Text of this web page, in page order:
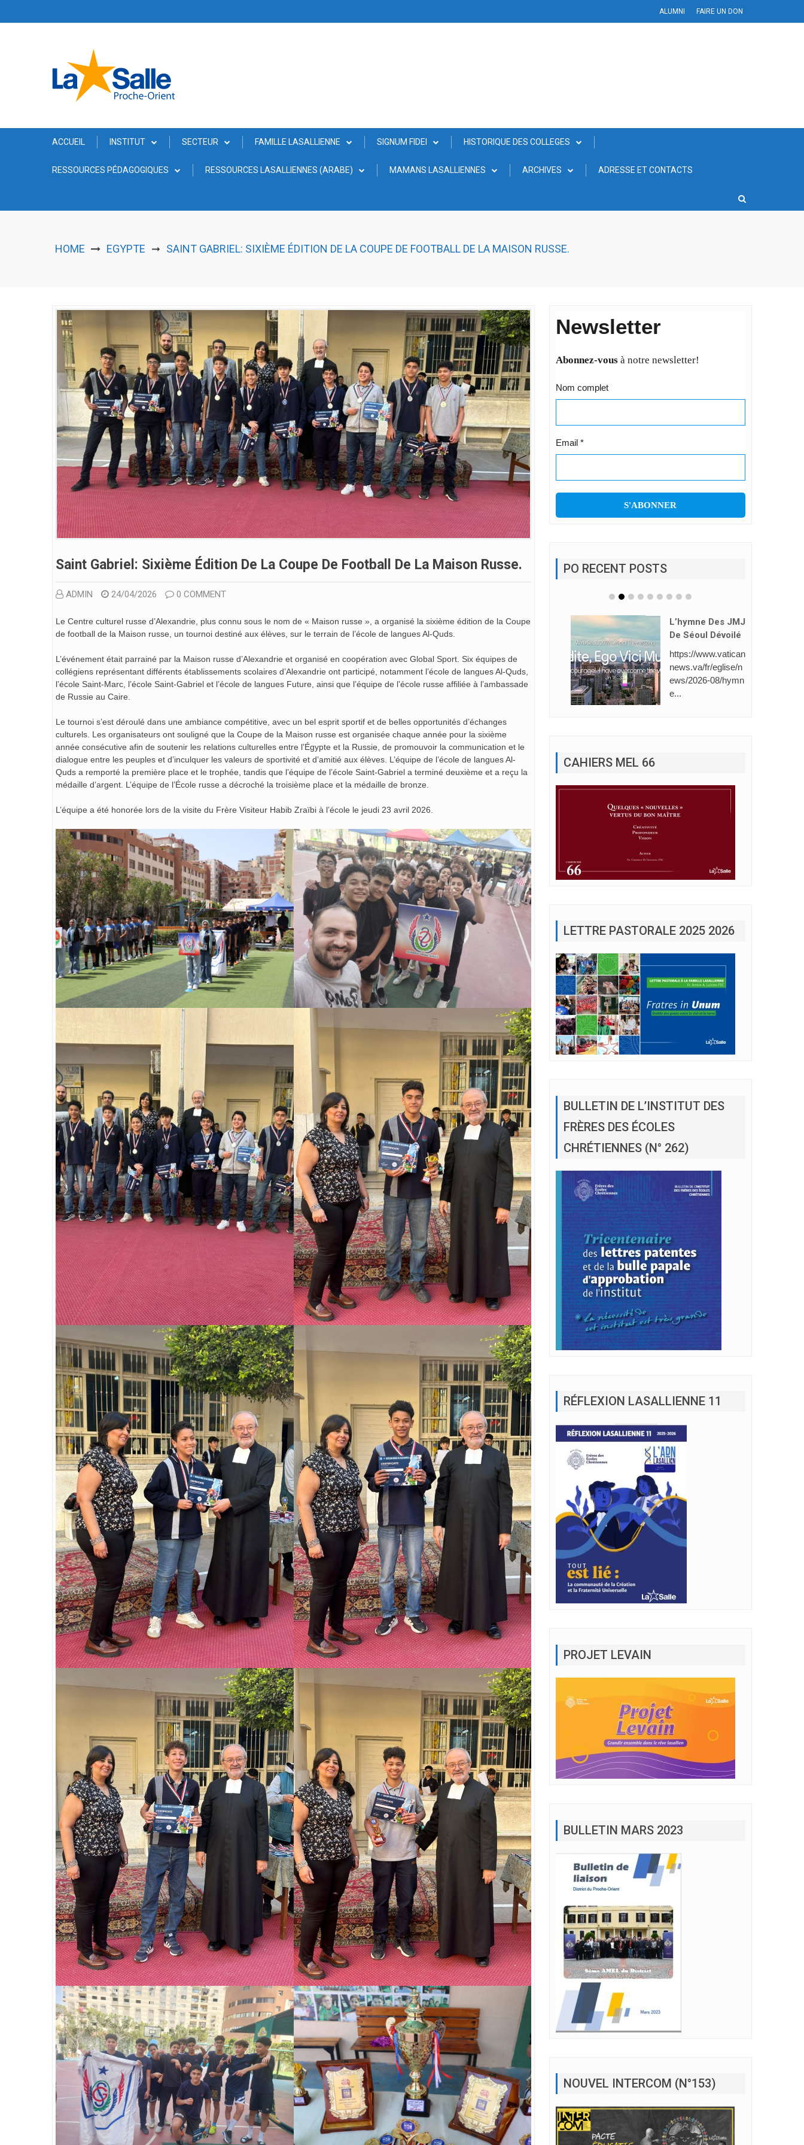
ALUMNI FAIRE UN DON
ACCUEIL INSTITUT SECTEUR FAMILLE LASALLIENNE SIGNUM FIDEI HISTORIQUE DES COLLEGES
RESSOURCES PÉDAGOGIQUES RESSOURCES LASALLIENNES (ARABE) MAMANS LASALLIENNES ARCHIVES ADRESSE ET CONTACTS
HOME EGYPTE ➞ SAINT GABRIEL: SIXIÈME ÉDITION DE LA COUPE DE FOOTBALL DE LA MAISON RUSSE.
Saint Gabriel: Sixième Édition De La Coupe De Football De La Maison Russe.
ADMIN 24/04/2026 0 COMMENT
Le Centre culturel russe d’Alexandrie, plus connu sous le nom de « Maison russe », a organisé la sixième édition de la Coupe
de football de la Maison russe, un tournoi destiné aux élèves, sur le terrain de l’école de langues Al-Quds.
L’événement était parrainé par la Maison russe d’Alexandrie et organisé en coopération avec Global Sport. Six équipes de
collégiens représentant différents établissements scolaires d’Alexandrie ont participé, notamment l’école de langues Al-Quds,
l’école Saint-Marc, l’école Saint-Gabriel et l’école de langues Future, ainsi que l’équipe de l’école russe affiliée à l’ambassade
de Russie au Caire.
Le tournoi s’est déroulé dans une ambiance compétitive, avec un bel esprit sportif et de belles opportunités d’échanges
culturels. Les organisateurs ont souligné que la Coupe de la Maison russe est organisée chaque année pour la sixième
année consécutive afin de soutenir les relations culturelles entre l’Égypte et la Russie, de promouvoir la communication et le
dialogue entre les peuples et d’inculquer les valeurs de sportivité et d’amitié aux élèves. L’équipe de l’école de langues Al-
Quds a remporté la première place et le trophée, tandis que l’équipe de l’école Saint-Gabriel a terminé deuxième et a reçu la
médaille d’argent. L’équipe de l’École russe a décroché la troisième place et la médaille de bronze.
L’équipe a été honorée lors de la visite du Frère Visiteur Habib Zraïbi à l’école le jeudi 23 avril 2026.
Newsletter
Abonnez-vousà notre newsletter!
Nom complet
Email *
PO RECENT POSTS
L’hymne Des JMJ
De Séoul Dévoilé
https://www.vatican
news.va/fr/eglise/n
ews/2026-08/hymn
e...
CAHIERS MEL 66
LETTRE PASTORALE 2025 2026
BULLETIN DE L’INSTITUT DES
FRÈRES DES ÉCOLES
CHRÉTIENNES (N° 262)
RÉFLEXION LASALLIENNE 11
PROJET LEVAIN
BULLETIN MARS 2023
NOUVEL INTERCOM (N°153)